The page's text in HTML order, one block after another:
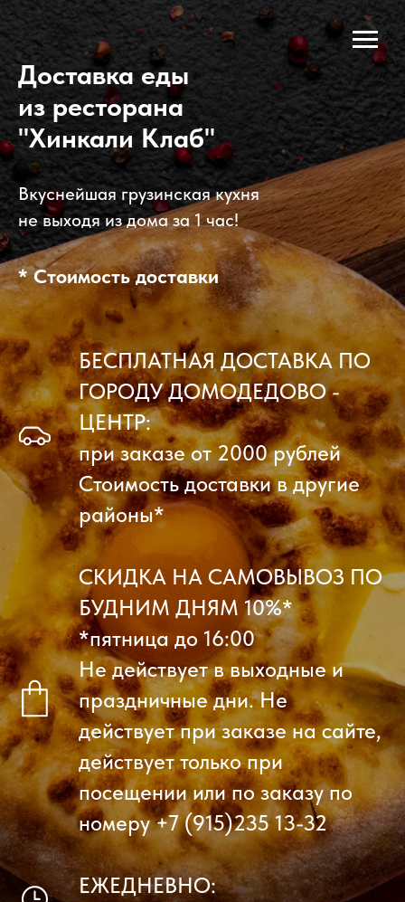
Доставка еды
из ресторана
"Хинкали Клаб"
Вкуснейшая грузинская кухня
не выходя из дома за 1 час!
* Стоимость доставки
БЕСПЛАТНАЯ ДОСТАВКА ПО
ГОРОДУ ДОМОДЕДОВО -
ЦЕНТР:
при заказе от 2000 рублей
Стоимость доставки в другие
районы*
СКИДКА НА САМОВЫВОЗ ПО
БУДНИМ ДНЯМ 10%*
*пятница до 16:00
Не действует в выходные и
праздничные дни. Не
действует при заказе на сайте,
действует только при
посещении или по заказу по
номеру +7 (915)235 13-32
ЕЖЕДНЕВНО: